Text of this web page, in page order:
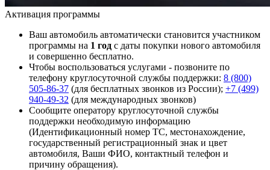
Активация программы
Ваш автомобиль автоматически становится участником
программы на 1 год с даты покупки нового автомобиля
и совершенно бесплатно.
Чтобы воспользоваться услугами - позвоните по
телефону круглосуточной службы поддержки: 8 (800)
505-86-37 (для бесплатных звонков из России); +7 (499)
940-49-32 (для международных звонков)
Сообщите оператору круглосуточной службы
поддержки необходимую информацию
(Идентификационный номер ТС, местонахождение,
государственный регистрационный знак и цвет
автомобиля, Ваши ФИО, контактный телефон и
причину обращения).